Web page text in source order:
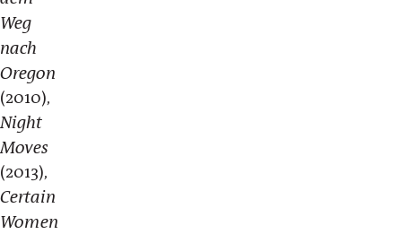
Weg
nach
Oregon
(2010),
Night
Moves
(2013),
Certain
Women